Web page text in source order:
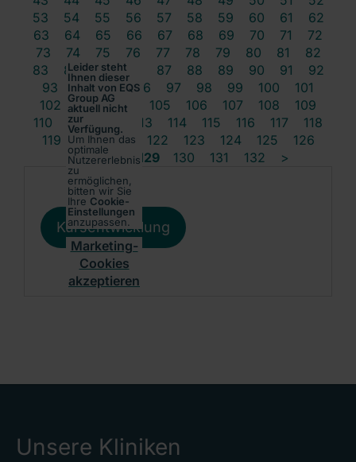
53
54 55 56 57 58 59 60 61
62
63
64 65 66 67 68 69 70 71
72
73
74 75 76 77 78 79 80 81
82
83
84 85 86 87 88 89 90 91
92
93
94 95 96 97 98 99 100
101
102
103 104 105 106 107 108
109
110
111 113 114 115 116 117
118
119
120 121 122 123 124 125
126
127
128 129 130 131 132 >
Leider steht
Ihnen dieser
Inhalt von EQS
Group AG
aktuell nicht
zur
Verfügung.
Um Ihnen das
optimale
Nutzererlebnis
zu
ermöglichen,
bitten wir Sie
Ihre Cookie-
Einstellungen
anzupassen.
Marketing-
Cookies
akzeptieren
Kursentwicklung
Unsere Kliniken